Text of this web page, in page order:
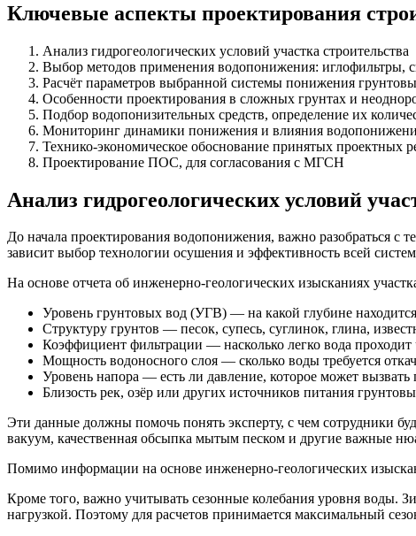
Ключевые аспекты проектирования
Анализ гидрогеологических условий участка строительства
Выбор методов применения водопонижения: иглофильтры,
Расчёт параметров выбранной системы понижения
Особенности проектирования в сложных грунтах и
Подбор водопонизительных средств, определение их
Мониторинг динамики понижения и влияния
Технико-экономическое обоснование принятых проектных
Проектирование ПОС, для согласования с МГСН
Анализ гидрогеологических условий
До начала проектирования водопонижения, важно разобраться с
зависит выбор технологии осушения и эффективность всей
На основе отчета об инженерно-геологических изысканиях
Уровень грунтовых вод (УГВ) — на какой глубине
Структуру грунтов — песок, супесь, суглинок, глина,
Коэффициент фильтрации — насколько легко вода проходит
Мощность водоносного слоя — сколько воды требуется
Уровень напора — есть ли давление, которое может
Близость рек, озёр или других источников питания
Эти данные должны помочь понять эксперту, с чем сотрудники
вакуум, качественная обсыпка мытым песком и другие важные
Помимо информации на основе инженерно-геологических
Кроме того, важно учитывать сезонные колебания уровня воды.
нагрузкой. Поэтому для расчетов принимается максимальный